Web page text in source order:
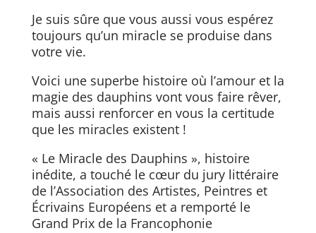
Je suis sûre que vous aussi vous espérez
toujours qu’un miracle se produise dans
votre vie.
Voici une superbe histoire où l’amour et la
magie des dauphins vont vous faire rêver,
mais aussi renforcer en vous la certitude
que les miracles existent !
« Le Miracle des Dauphins », histoire
inédite, a touché le cœur du jury littéraire
de l’Association des Artistes, Peintres et
Écrivains Européens et a remporté le
Grand Prix de la Francophonie